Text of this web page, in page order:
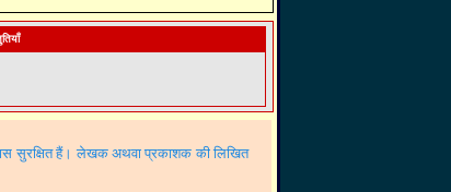
सुरक्षित हैं। लेखक अथवा प्रकाशक की लिखित